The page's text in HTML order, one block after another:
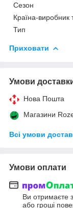
Сезон
Країна-виробник
Тип
Приховати
Умови
Нова Пошта
Магазини
Всі умови
Умови оплати
Ви отримаєте
або гроші